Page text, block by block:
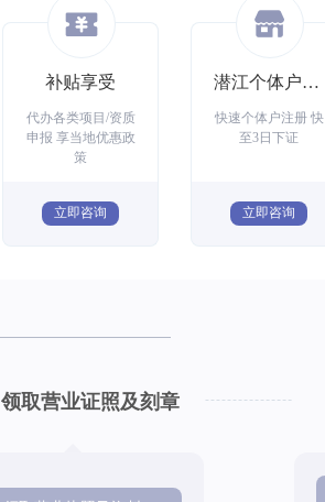
补贴享受
代办各类项目/资质
申报 享当地优惠政
策
立即咨询
潜江个体户注册
快速个体户注册 快
至3日下证
立即咨询
领取营业证照及刻章